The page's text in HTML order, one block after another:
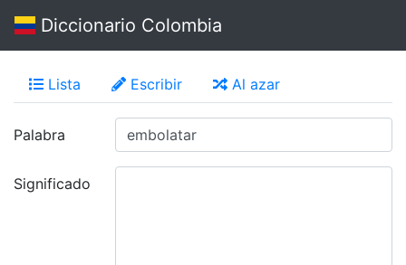
Diccionario Colombia
Lista Escribir Al azar
Palabra
Significado